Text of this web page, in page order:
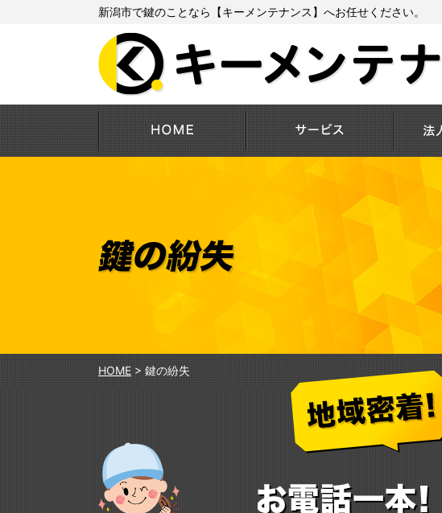
新潟市で鍵のことなら【キーメンテナンス】へお任せください。
HOME サービス
HOME>鍵の紛失